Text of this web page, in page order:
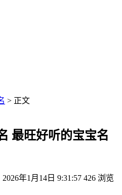
> 正文
最旺好听的宝宝名
2026年1月14日 9:31:57 426 浏览